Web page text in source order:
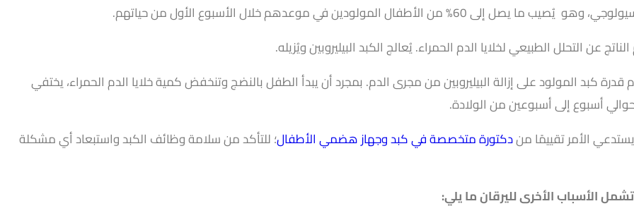
المولودين في موعدهم خلال الأسبوع الأول من حياتهم.
عن التحلل الطبيعي لخلايا الدم الحمراء. يُعالج الكبد البيليروبين ويُزيله.
كبد المولود على إزالة البيليروبين من مجرى الدم. بمجرد أن يبدأ الطفل بالنضج وتنخفض كمية خلايا الدم الحمراء، يختفي
أسبوع إلى أسبوعين من الولادة.
الأمر تقييمًا مندكتورة متخصصة في كبد وجهاز هضمي الأطفال؛ للتأكد من سلامة وظائف الكبد واستبعاد أي مشكلة
الأسباب الأخرى لليرقان ما يلي: